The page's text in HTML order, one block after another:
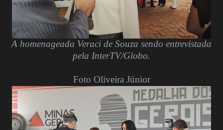
A homenageada Veraci de Souza sendo entrevistada
pela InterTV/Globo.
Foto Oliveira Júnior